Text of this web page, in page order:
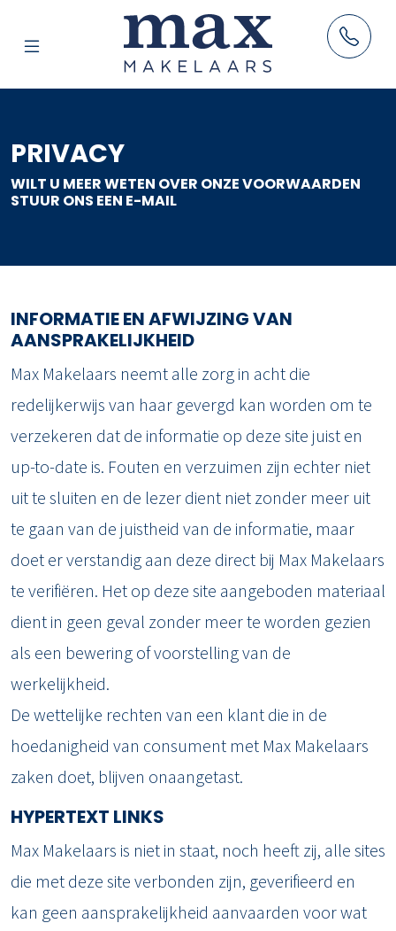
HUUR
VERKOOP
TAXATIES
BLOG
OVER ONS
PRIVACY
WILT U MEER WETEN OVER ONZE VOORWAARDEN
STUUR ONS EEN E-MAIL
INFORMATIE EN AFWIJZING VAN
AANSPRAKELIJKHEID
Max Makelaars neemt alle zorg in acht die
redelijkerwijs van haar gevergd kan worden om te
verzekeren dat de informatie op deze site juist en
up-to-date is. Fouten en verzuimen zijn echter niet
uit te sluiten en de lezer dient niet zonder meer uit
te gaan van de juistheid van de informatie, maar
doet er verstandig aan deze direct bij Max Makelaars
te verifiëren. Het op deze site aangeboden materiaal
dient in geen geval zonder meer te worden gezien
als een bewering of voorstelling van de
werkelijkheid.
De wettelijke rechten van een klant die in de
hoedanigheid van consument met Max Makelaars
zaken doet, blijven onaangetast.
HYPERTEXT LINKS
Max Makelaars is niet in staat, noch heeft zij, alle sites
die met deze site verbonden zijn, geverifieerd en
kan geen aansprakelijkheid aanvaarden voor wat